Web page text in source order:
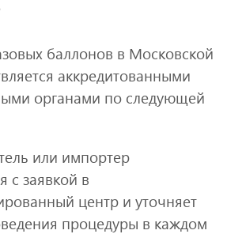
баллонов в Московской
аккредитованными
органами по следующей
или импортер
с заявкой в
центр и уточняет
процедуры в каждом